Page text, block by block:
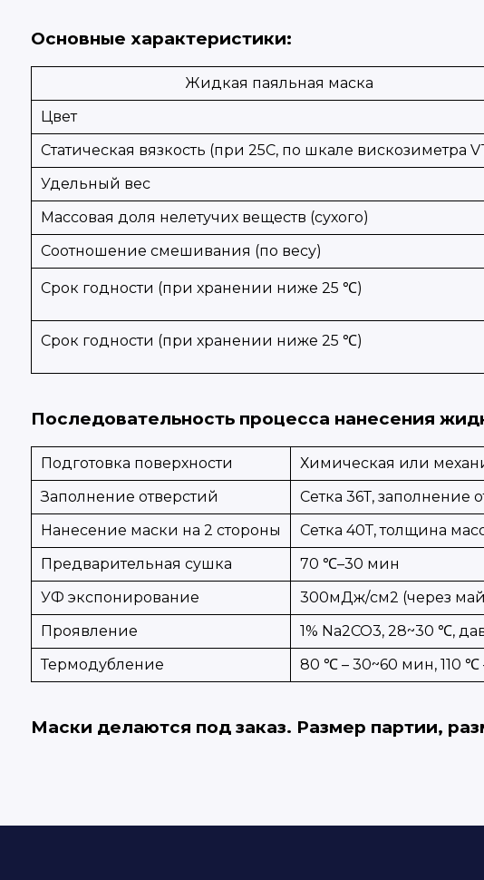
Основные характеристики:
Жидкая паяльная маска
Цвет
Статическая вязкость (при 25С, по шкале вискозиметра
Удельный вес
Массовая доля нелетучих веществ (сухого)
Соотношение смешивания (по весу)
Срок годности (при хранении ниже 25 ℃)
Срок годности (при хранении ниже 25 ℃)
Последовательность процесса нанесения
Подготовка поверхности
Химическая или
Заполнение отверстий
Сетка 36Т, заполнение
Нанесение маски на 2 стороны
Сетка 40Т, толщина
Предварительная сушка
70 ℃–30 мин
УФ экспонирование
300мДж/см2 (через
Проявление
1% Na2CO3, 28~30 ℃,
Термодубление
80 ℃ – 30~60 мин, 110
Маски делаются под заказ. Размер партии,